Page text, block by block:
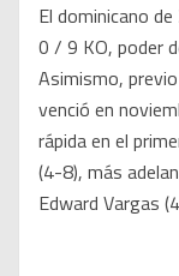
El dominicano
0 / 9 KO, poder
Asimismo,
venció en
rápida en el
(4-8), más
Edward Vargas